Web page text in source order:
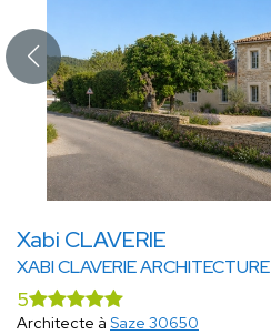
Xabi CLAVERIE
XABI CLAVERIE ARCHITECTURE
5
Architecte à Saze 30650